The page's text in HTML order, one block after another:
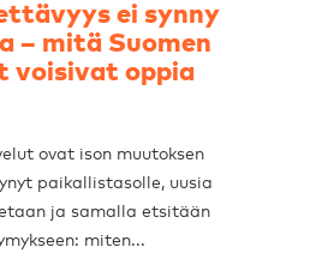
ei synny
– mitä Suomen
voisivat oppia
ovat ison muutoksen
paikallistasolle, uusia
ja samalla etsitään
miten...